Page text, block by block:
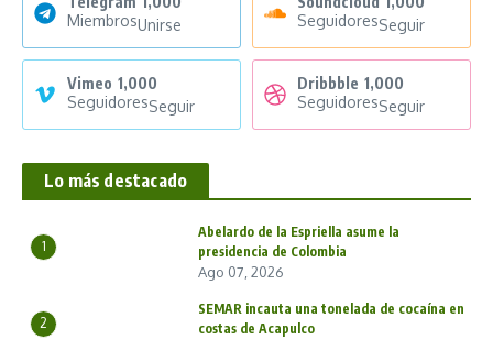
MiembrosUnirse
SeguidoresSeguir
Vimeo 1,000
SeguidoresSeguir
Dribbble 1,000
SeguidoresSeguir
Lo más destacado
1
Abelardo de la Espriella asume la
presidencia de Colombia
Ago 07, 2026
2
SEMAR incauta una tonelada de cocaína en
costas de Acapulco